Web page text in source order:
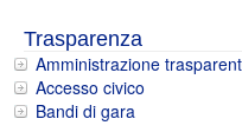
Trasparenza
Amministrazione
Accesso civico
Bandi di gara